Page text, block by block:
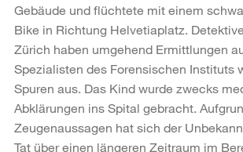
Gebäude und flüchtete mit einem
Bike in Richtung Helvetiaplatz.
Zürich haben umgehend Ermittlungen
Spezialisten des Forensischen Instituts
Spuren aus. Das Kind wurde zwecks
Abklärungen ins Spital gebracht.
Zeugenaussagen hat sich der
Tat über einen längeren Zeitraum im